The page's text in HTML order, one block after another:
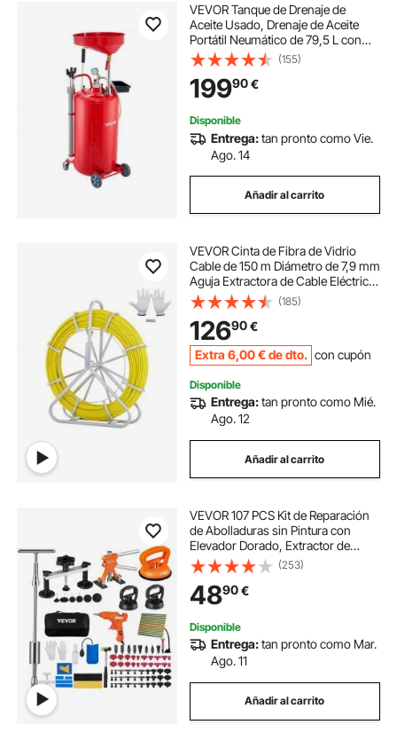
VEVOR Tanque de Drenaje de
Aceite Usado, Drenaje de Aceite
Portátil Neumático de 79,5 L con
Embudo Ajustable y Ruedas,
Drenaje de Combustible Líquido
para Taller de Reparación de
Automóviles, Rojo
(155)
19990€
Disponible
Entrega:tan pronto como Vie.
Ago. 14
Añadir al carrito
VEVOR Cinta de Fibra de Vidrio
Cable de 150 m Diámetro de 7,9 mm
Aguja Extractora de Cable Eléctrico
Carrete de Conducto Soporte de
Acero 3 Cabezas Extractoras para
Conducto No Conductor de Pared
(185)
12690€
Extra 6,00 €de dto. con cupón
Disponible
Entrega:tan pronto como Mié.
Ago. 12
Añadir al carrito
VEVOR 107 PCS Kit de Reparación
de Abolladuras sin Pintura con
Elevador Dorado, Extractor de
Puente, Martillo Deslizante
Extractor de Abolladuras Ventosa
Extractor de Abolladuras para
Automóviles
(253)
4890€
Disponible
Entrega:tan pronto como Mar.
Ago. 11
Añadir al carrito